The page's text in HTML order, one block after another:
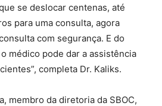
se deslocar centenas, até
para uma consulta, agora
com segurança. E do
médico pode dar a assistência
completa Dr. Kaliks.
membro da diretoria da SBOC,